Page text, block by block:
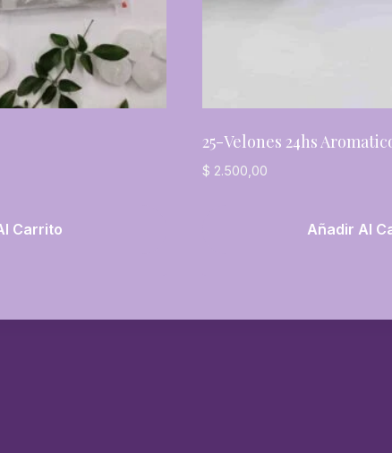
Carrito
25-Velones 24hs
$ 2.500,00
Añadir Al